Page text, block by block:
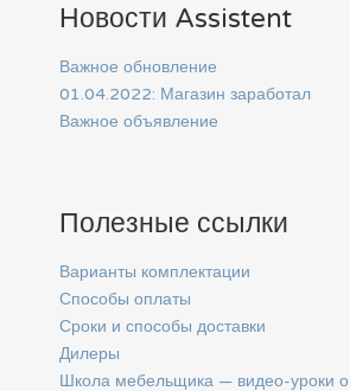
Новости Assistent
Важное обновление
01.04.2022: Магазин заработал
Важное объявление
Полезные ссылки
Варианты комплектации
Способы оплаты
Сроки и способы доставки
Дилеры
Школа мебельщика — видео-уроки о